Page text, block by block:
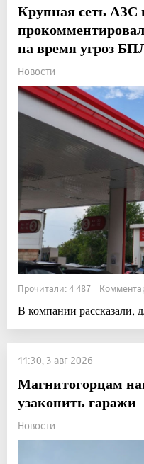
Крупная сеть АЗС
на время угроз
Новости
Прочитали: 4 487
В компании рассказали,
11:30, 3 авг 2026
Магнитогорцам
узаконить гаражи
Новости